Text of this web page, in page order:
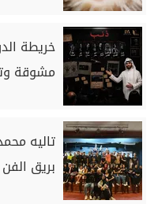
خريطة
مشوقة
تاليه
بريق